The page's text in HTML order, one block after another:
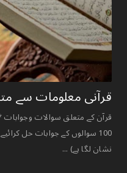
قرآنی ‏معلومات ‏سے
قرآن کے متعلق سوالات
100 سوالوں کے جوابات حل
نشان لگا ہے) ...